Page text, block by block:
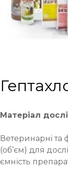
Матеріал
Ветеринарні та
(об’єм) для
ємність